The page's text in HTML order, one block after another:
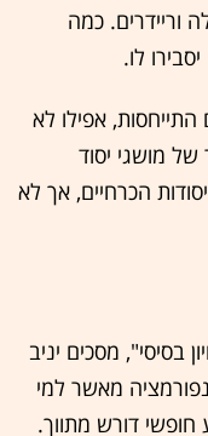
וריידרים. כמה
לו.
אפילו לא
מושגי יסוד
הכרחיים, אך לא
בסיסי", מסכים יניב
מאשר למי
דורש מתווך.